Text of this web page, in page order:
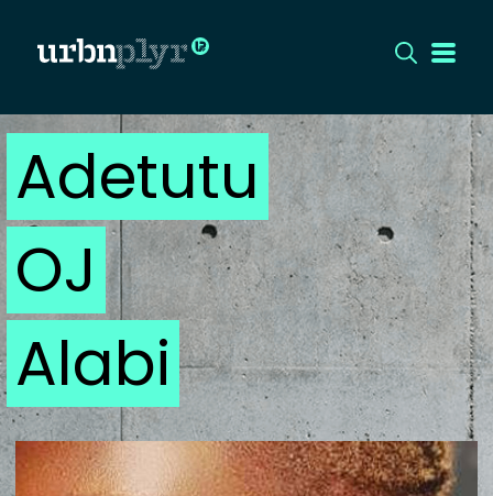
CÍMLAP
DIZÁJN
DIVAT
HIP
KULT
UTCA
Adetutu
OJ
Alabi